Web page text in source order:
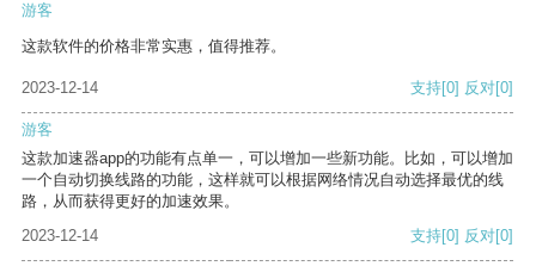
游客
这款软件的价格非常实惠，值得推荐。
2023-12-14 支持[0] 反对[0]
游客
这款加速器app的功能有点单一，可以增加一些新功能。比如，可以增加
一个自动切换线路的功能，这样就可以根据网络情况自动选择最优的线
路，从而获得更好的加速效果。
2023-12-14
支持[0] 反对[0]